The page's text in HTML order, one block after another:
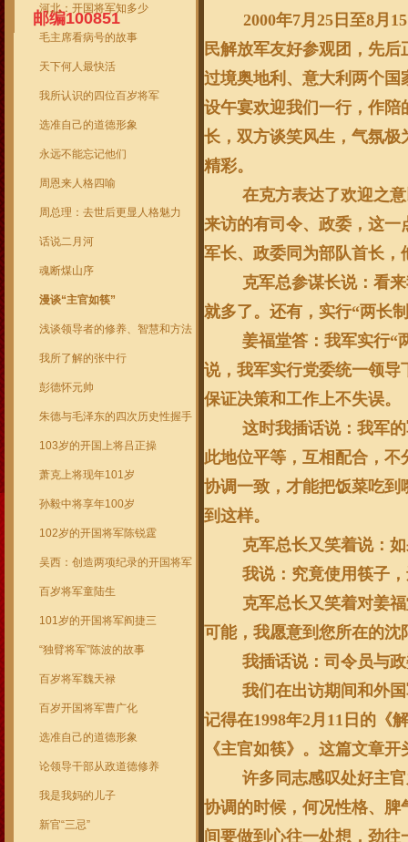
河北：开国将军知多少
毛主席看病号的故事
天下何人最快活
我所认识的四位百岁将军
选准自己的道德形象
永远不能忘记他们
周恩来人格四喻
周总理：去世后更显人格魅力
话说二月河
魂断煤山序
漫谈“主官如筷”
浅谈领导者的修养、智慧和方法
我所了解的张中行
彭德怀元帅
朱德与毛泽东的四次历史性握手
103岁的开国上将吕正操
萧克上将现年101岁
孙毅中将享年100岁
102岁的开国将军陈锐霆
吴西：创造两项纪录的开国将军
百岁将军童陆生
101岁的开国将军阎捷三
“独臂将军”陈波的故事
百岁将军魏天禄
百岁开国将军曹广化
选准自己的道德形象
论领导干部从政道德修养
我是我妈的儿子
新官“三忌”
邮编100851
2000年7月 25日 至8月 15
民解放军友好参观团，先
过境奥地利、意大利两个
设午宴欢迎我们一行，作
长，双方谈笑风生，气氛极
精彩。
在克方表达了欢迎之
来访的有司令、政委，这一
军长、政委同为部队首长
克军总参谋长说：看
就多了。还有，实行“两长
姜福堂答：我军实行“
说，我军实行党委统一领
保证决策和工作上不失误。
这时我插话说：我军
此地位平等，互相配合，
协调一致，才能把饭菜吃
到这样。
克军总长又笑着说：
我说：究竟使用筷子
克军总长又笑着对姜
可能，我愿意到您所在的
我插话说：司令员与
我们在出访期间和外
记得在1998年2月 11 日 的《
《主官如筷》。这篇文章
许多同志感叹处好主
协调的时候，何况性格、
间要做到心往一处想，劲